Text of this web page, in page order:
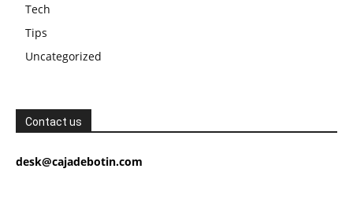
Tech
Tips
Uncategorized
Contact us
desk@cajadebotin.com